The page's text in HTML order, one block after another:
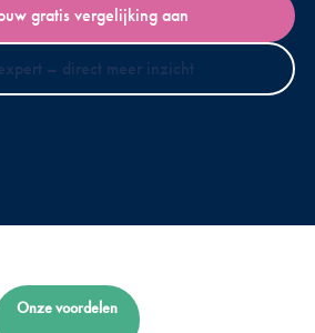
gratis vergelijking aan
– direct meer inzicht
Onze voordelen